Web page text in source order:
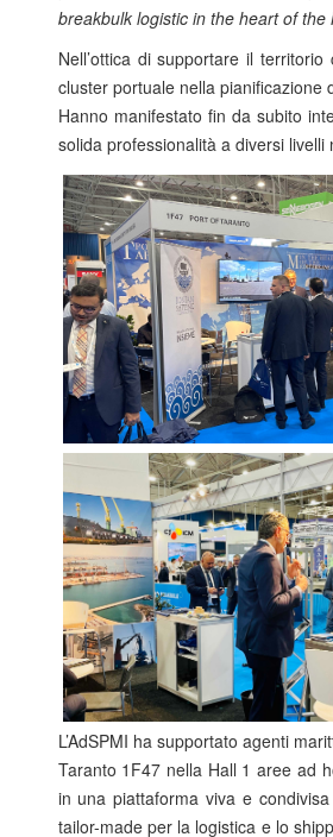
breakbulk logistic in the heart of the
Nell’ottica di supportare il
cluster portuale nella pianificazione
Hanno manifestato fin da subito
solida professionalità a diversi
L’AdSPMI ha supportato agenti
Taranto 1F47 nella Hall 1 aree ad
in una piattaforma viva e
tailor-made per la logistica e lo